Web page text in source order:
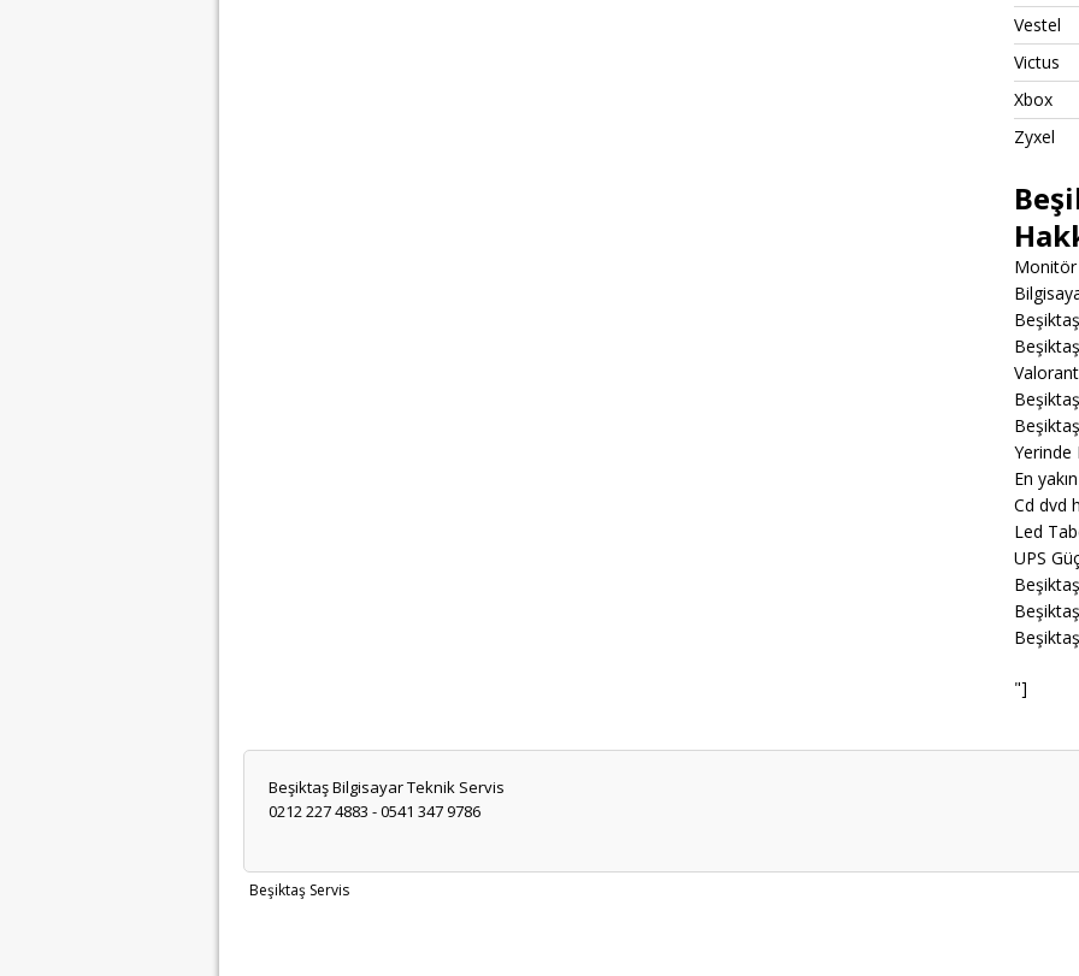
Vestel
Victus
Xbox
Zyxel
Monitör
Yerinde
En
Cd dvd
Led
UPS
"]
Beşiktaş Bilgisayar Teknik Servis
0212 227 4883 - 0541 347 9786
Beşiktaş Servis